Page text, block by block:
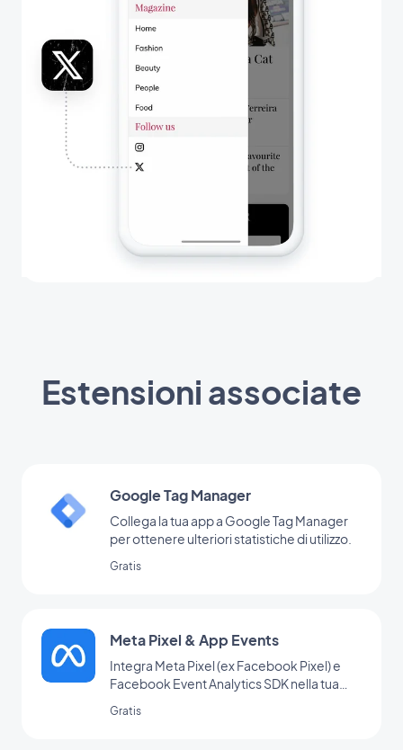
Estensioni associate
Google Tag Manager
Collega la tua app a Google Tag Manager
per ottenere ulteriori statistiche di utilizzo.
Gratis
Meta Pixel & App Events
Integra Meta Pixel (ex Facebook Pixel) e
Facebook Event Analytics SDK nella tua
tuoi utenti e ottimizzare la tua strategia di
Gratis